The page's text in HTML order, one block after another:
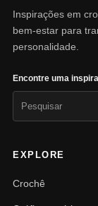
Inspirações em
bem-estar para
personalidade.
Encontre uma
EXPLORE
Crochê